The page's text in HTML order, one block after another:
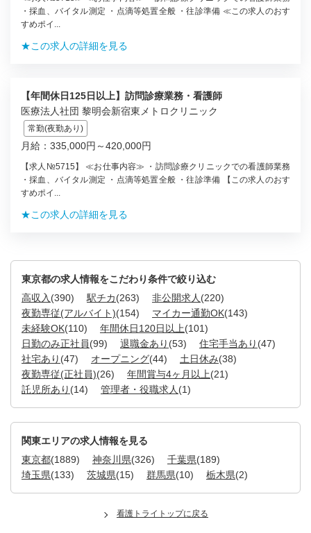
・採血、バイタル測定 ・点滴等処置全般 ・往診準備 ≪この求人のおす
すめポイ...
★この求人の詳細を見る
【年間休日125日以上】訪問診療業務・看護師
医療法人社団 黎明会新宿東メトロクリニック
常勤(夜勤あり)
月給：335,000円～420,000円
【求人№5715】 ≪お仕事内容≫ ・訪問診療クリニックでの看護師業務
・採血、バイタル測定 ・点滴等処置全般 ・往診準備 【この求人のおす
すめポイ...
★この求人の詳細を見る
東京都の求人情報をこだわり条件で絞り込む
高収入 (390) 駅チカ(263) 非公開求人 (220)
夜勤専従(アルバイト)(154) マイカー通勤OK(143)
未経験OK(110) 年間休日120日以上(101)
日勤のみ正社員(99) 退職金あり (53) 住宅手当あり (47)
社宅あり (47) オープニング(44) 土日休み(38)
夜勤専従(正社員)(26) 年間賞与4ヶ月以上(21)
託児所あり (14) 管理者・役職求人 (1)
関東エリアの求人情報を見る
東京都(1889) 神奈川県(326) 千葉県(189)
埼玉県(133) 茨城県(15) 群馬県(10) 栃木県(2)
看護トライトップに戻る